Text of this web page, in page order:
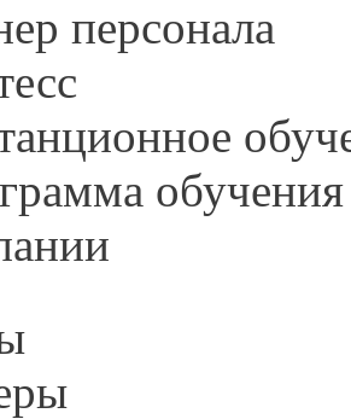
персонала
обучения